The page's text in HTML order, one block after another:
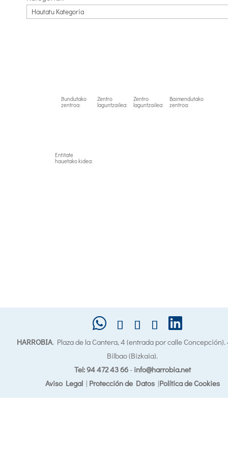
Itundutako
zentroa:
Zentro
laguntzailea:
Zentro
laguntzailea:
Baimendutako
zentroa:
Entitate
hauetako kidea:
HARROBIA. Plaza de la Cantera, 4 (entrada por calle
Bilbao (Bizkaia).
Tel: 94 472 43 66- info@harrobia.net
Aviso Legal| Protección de Datos|Política de Cookies